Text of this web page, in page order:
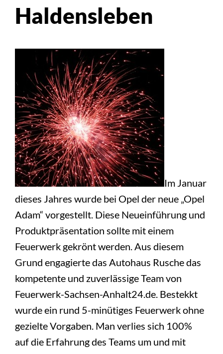
Haldensleben
Im Januar
dieses Jahres wurde bei Opel der neue „Opel
Adam“ vorgestellt. Diese Neueinführung und
Produktpräsentation sollte mit einem
Feuerwerk gekrönt werden. Aus diesem
Grund engagierte das Autohaus Rusche das
kompetente und zuverlässige Team von
Feuerwerk-Sachsen-Anhalt24.de. Bestekkt
wurde ein rund 5-minütiges Feuerwerk ohne
gezielte Vorgaben. Man verlies sich 100%
auf die Erfahrung des Teams um und mit